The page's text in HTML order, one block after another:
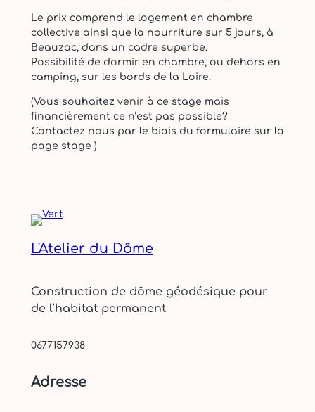
e
p
t
e
m
b
r
e
0
B
e
a
a
Le prix comprend le logement en chambre
collective ainsi que la nourriture sur 5 jours, à
Beauzac, dans un cadre superbe.
Possibilité de dormir en chambre, ou dehors en
camping, sur les bords de la Loire.
(Vous souhaitez venir à ce stage mais
financièrement ce n’est pas possible?
Contactez nous par le biais du formulaire sur la
page stage )
L'Atelier du Dôme
Construction de dôme géodésique pour
de l’habitat permanent
0677157938
Adresse